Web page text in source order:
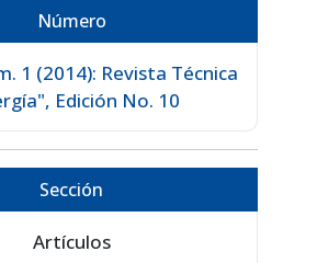
Número
1 (2014): Revista Técnica
Edición No. 10
Sección
Artículos